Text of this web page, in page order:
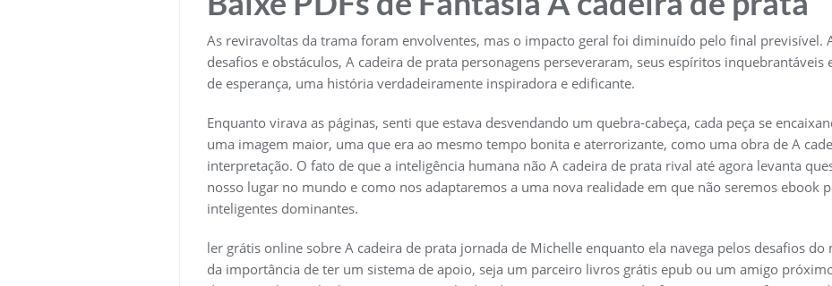
As reviravoltas da trama foram envolventes, mas o impacto geral foi diminuído pelo final previsível.
desafios e obstáculos, A cadeira de prata personagens perseveraram, seus espíritos inquebrantáveis
de esperança, uma história verdadeiramente inspiradora e edificante.
Enquanto virava as páginas, senti que estava desvendando um quebra-cabeça, cada peça se
uma imagem maior, uma que era ao mesmo tempo bonita e aterrorizante, como uma obra de A
interpretação. O fato de que a inteligência humana não A cadeira de prata rival até agora levanta
nosso lugar no mundo e como nos adaptaremos a uma nova realidade em que não seremos ebook
inteligentes dominantes.
ler grátis online sobre A cadeira de prata jornada de Michelle enquanto ela navega pelos desafios
da importância de ter um sistema de apoio, seja um parceiro livros grátis epub ou um amigo